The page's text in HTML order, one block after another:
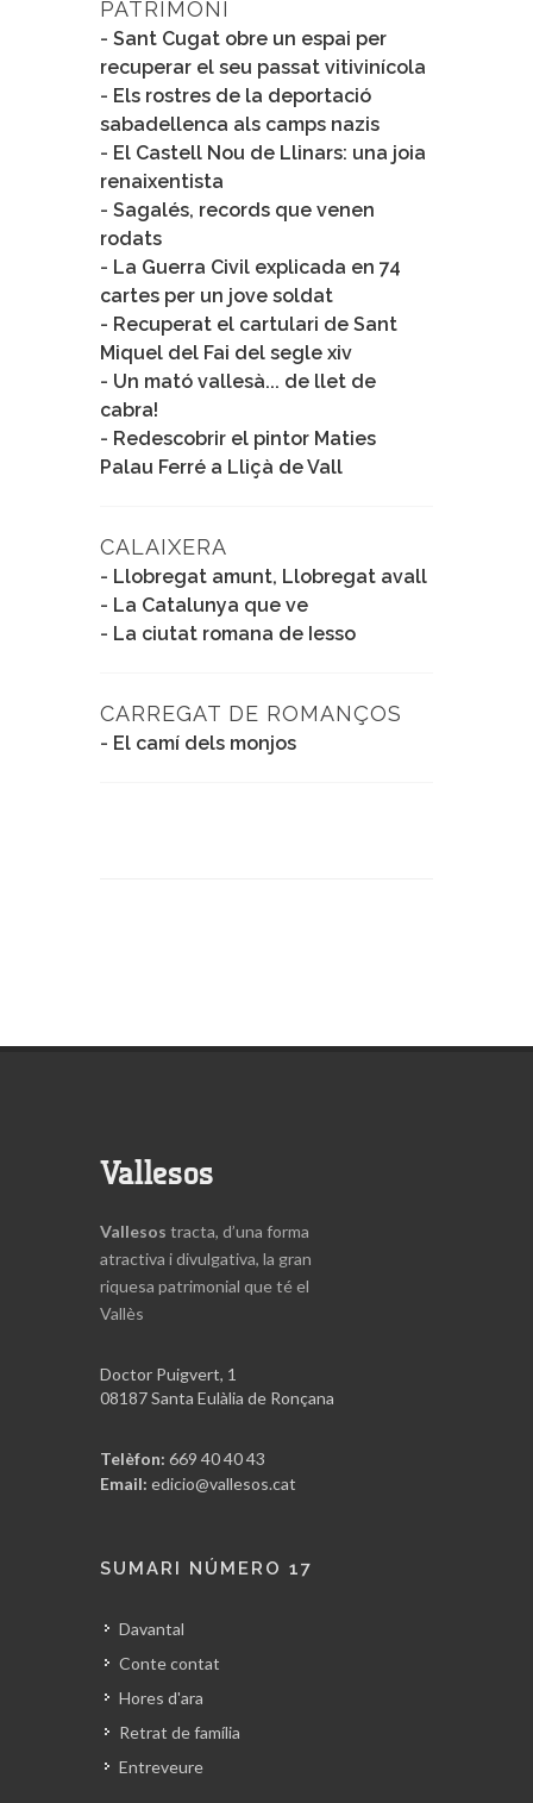
PATRIMONI
- Sant Cugat obre un espai per
recuperar el seu passat vitivinícola
- Els rostres de la deportació
sabadellenca als camps nazis
- El Castell Nou de Llinars: una joia
renaixentista
- Sagalés, records que venen
rodats
- La Guerra Civil explicada en 74
cartes per un jove soldat
- Recuperat el cartulari de Sant
Miquel del Fai del segle xiv
- Un mató vallesà... de llet de
cabra!
- Redescobrir el pintor Maties
Palau Ferré a Lliçà de Vall
CALAIXERA
- Llobregat amunt, Llobregat avall
- La Catalunya que ve
- La ciutat romana de Iesso
CARREGAT DE ROMANÇOS
- El camí dels monjos
Vallesos
Vallesos tracta, d’una forma
atractiva i divulgativa, la gran
riquesa patrimonial que té el
Vallès
Doctor Puigvert, 1
08187 Santa Eulàlia de Ronçana
Telèfon: 669 40 40 43
Email: edicio@vallesos.cat
SUMARI NÚMERO 17
Davantal
Conte contat
Hores d'ara
Retrat de família
Entreveure